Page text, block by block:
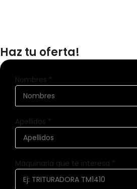
Haz tu oferta!
Nombres *
Apellidos *
Maquinaria que te interesa *